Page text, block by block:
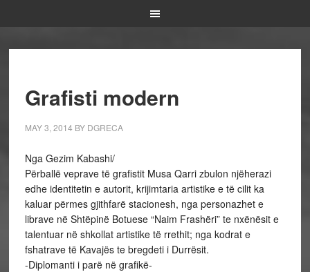
Grafisti modern
MAY 3, 2014 BY DGRECA
Nga Gezim Kabashi/
Përballë veprave të grafistit Musa Qarri zbulon njëherazi
edhe identitetin e autorit, krijimtaria artistike e të cilit ka
kaluar përmes gjithfarë stacionesh, nga personazhet e
librave në Shtëpinë Botuese “Naim Frashëri” te nxënësit e
talentuar në shkollat artistike të rrethit; nga kodrat e
fshatrave të Kavajës te bregdeti i Durrësit.
-Diplomanti i parë në grafikë-